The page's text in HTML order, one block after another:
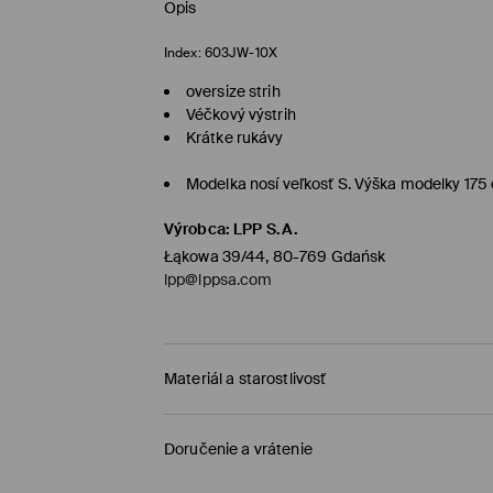
Opis
Index: 603JW-10X
oversize strih
Véčkový výstrih
Krátke rukávy
Modelka nosí veľkosť S. Výška modelky 175
Výrobca: LPP S.A.
Łąkowa 39/44, 80-769 Gdańsk
lpp@lppsa.com
Materiál a starostlivosť
PRVÝ MATERIÁL 60% BAVLNA, 40% MODAL
Doručenie a vrátenie